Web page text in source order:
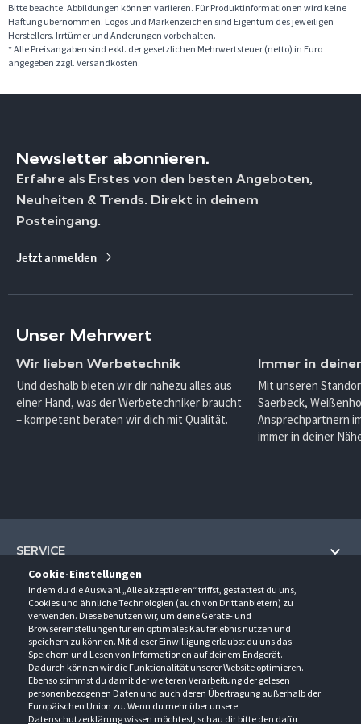
Cookie-Einstellungen
Indem du die Auswahl „Alle akzeptieren“ triffst, gestattest du uns,
Cookies und ähnliche Technologien (auch von Drittanbietern) zu
verwenden. Diese benutzen wir, um deine Geräte- und
Browsereinstellungen für ein optimales Kauferlebnis nutzen und
speichern zu können. Mit dieser Einwilligung erlaubst du uns das
Speichern und Lesen von Informationen auf deinem Endgerät.
Dadurch können wir die Funktionalität unserer Website optimieren.
Ebenso stimmst du damit der weiteren Verarbeitung der gelesen
personenbezogenen Daten und auch deren Übertragung außerhalb der
Europäischen Union zu. Wenn du mehr über unsere
Datenschutzerklärungwissen möchtest, schau dir bitte den dafür
Bitte beachte: Abbildungen können variieren. Für Produktinformationen wird keine
Haftung übernommen. Logos und Markenzeichen sind Eigentum des jeweiligen
Herstellers. Irrtümer und Änderungen vorbehalten.
* Alle Preisangaben sind exkl. der gesetzlichen Mehrwertsteuer (netto) in Euro
angegeben zzgl. Versandkosten.
Newsletter abonnieren.
Erfahre als Erstes von den besten Angeboten,
Neuheiten & Trends. Direkt in deinem
Posteingang.
Jetzt anmelden
Unser Mehrwert
Wir lieben Werbetechnik
Und deshalb bieten wir dir nahezu alles aus
einer Hand, was der Werbetechniker braucht
– kompetent beraten wir dich mit Qualität.
Immer in
Mit unseren
Saerbeck,
Ansprechpartnern
immer in deiner
SERVICE
Hilfe und Information
Fragen und Antworten (FAQ)
Kontakt
Newsletter
Events
Downloads
UNTERNEHMEN
Über uns
Anfahrt
Ansprechpartner
Außendienstbesuch
Jobs & Ausbildung
KONTAKT
Gröner-Schulze GmbH
Sarirstraße 5
12529 Schönefeld
ÖFFNUNGSZEITEN
Montag - Donnerstag
9:00 - 17:00
Freitag
9:00 - 15:00
FOLGE UNS